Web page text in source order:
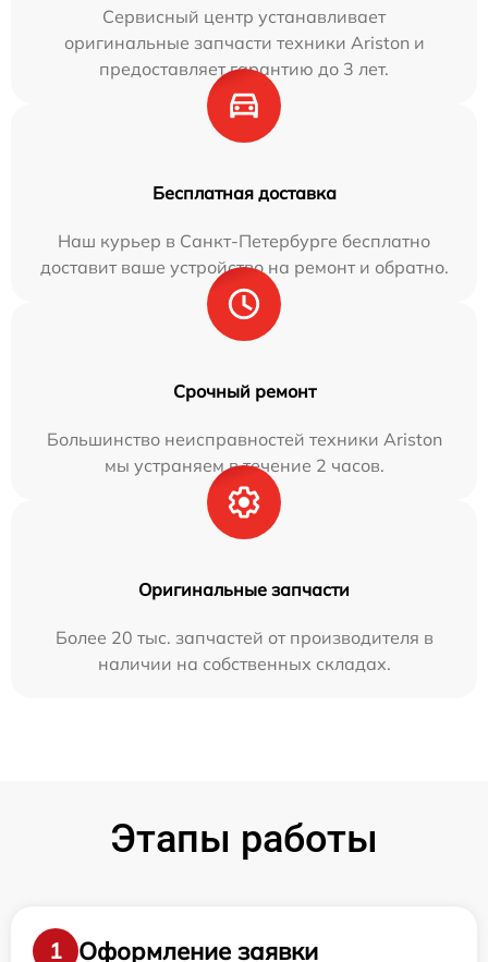
Сервисный центр устанавливает
оригинальные запчасти техники Ariston и
предоставляет гарантию до 3 лет.
Бесплатная доставка
Наш курьер в Санкт-Петербурге бесплатно
доставит ваше устройство на ремонт и обратно.
Срочный ремонт
Большинство неисправностей техники Ariston
мы устраняем в течение 2 часов.
Оригинальные запчасти
Более 20 тыс. запчастей от производителя в
наличии на собственных складах.
Этапы работы
1 Оформление заявки